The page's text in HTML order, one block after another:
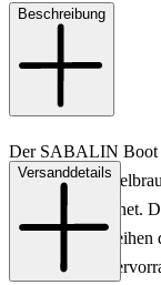
Beschreibung
Der SABALIN Boot
eleganten
Nachwuchs eignet.
Profilsohle
sondern auch
Versanddetails